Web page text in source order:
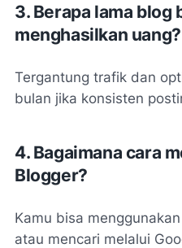
3. Berapa lama blog
menghasilkan uang?
Tergantung trafik dan
bulan jika konsisten
4. Bagaimana cara
Blogger?
Kamu bisa
atau mencari melalui